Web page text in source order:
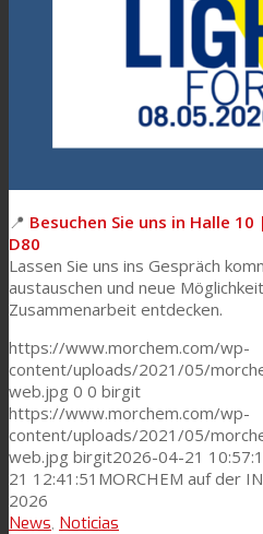
📍 Besuchen Sie uns in Halle 10
D80
Lassen Sie uns ins Gespräch
austauschen und neue
Zusammenarbeit entdecken.
https://www.morchem.com/wp-
content/uploads/2021/05/
web.jpg 0 0 birgit
https://www.morchem.com/wp-
content/uploads/2021/05/
web.jpg birgit2026-04-21
21 12:41:51 MORCHEM auf der
2026
News, Noticias